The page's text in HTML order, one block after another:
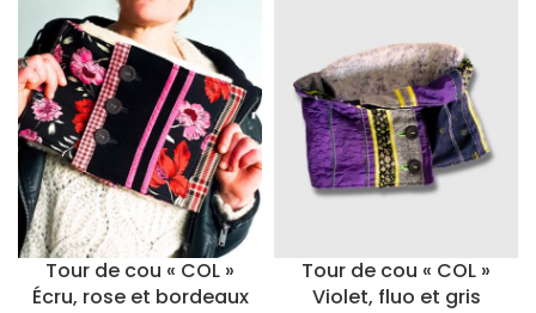
Tour de cou « COL »
Écru, rose et bordeaux
Tour de cou « COL »
Violet, fluo et gris